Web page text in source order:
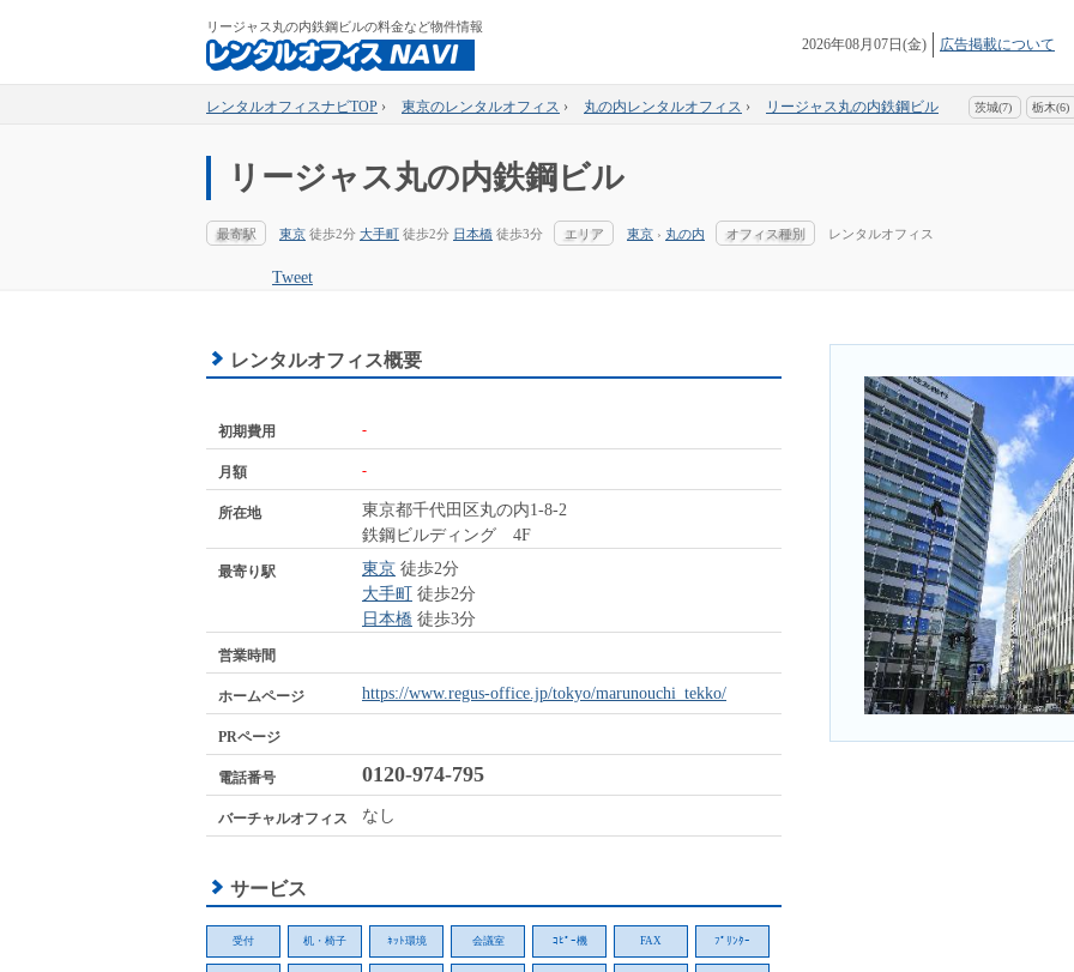
リージャス丸の内鉄鋼ビルの料金など物件情報
2026年08月07日(金) 広告掲載について
レンタルオフィスナビTOP › 東京のレンタルオフィス › 丸の内レンタルオフィス › リージャス丸の内鉄鋼ビル 茨城(7) 栃木(6)
リージャス丸の内鉄鋼ビル
最寄駅 東京 徒歩2分 大手町 徒歩2分 日本橋 徒歩3分 エリア 東京 › 丸の内 オフィス種別 レンタルオフィス
Tweet
レンタルオフィス概要
初期費用 -
月額 -
所在地
東京都千代田区丸の内1-8-2
鉄鋼ビルディング 4F
最寄り駅 東京 徒歩2分
大手町
徒歩2分
日本橋 徒歩3分
営業時間
ホームページ https://www.regus-office.jp/tokyo/marunouchi_tekko/
PRページ
電話番号 0120-974-795
バーチャルオフィス なし
サービス
受付 机・椅子 ﾈｯﾄ環境 会議室 ｺﾋﾟｰ機 FAX ﾌﾟﾘﾝﾀｰ